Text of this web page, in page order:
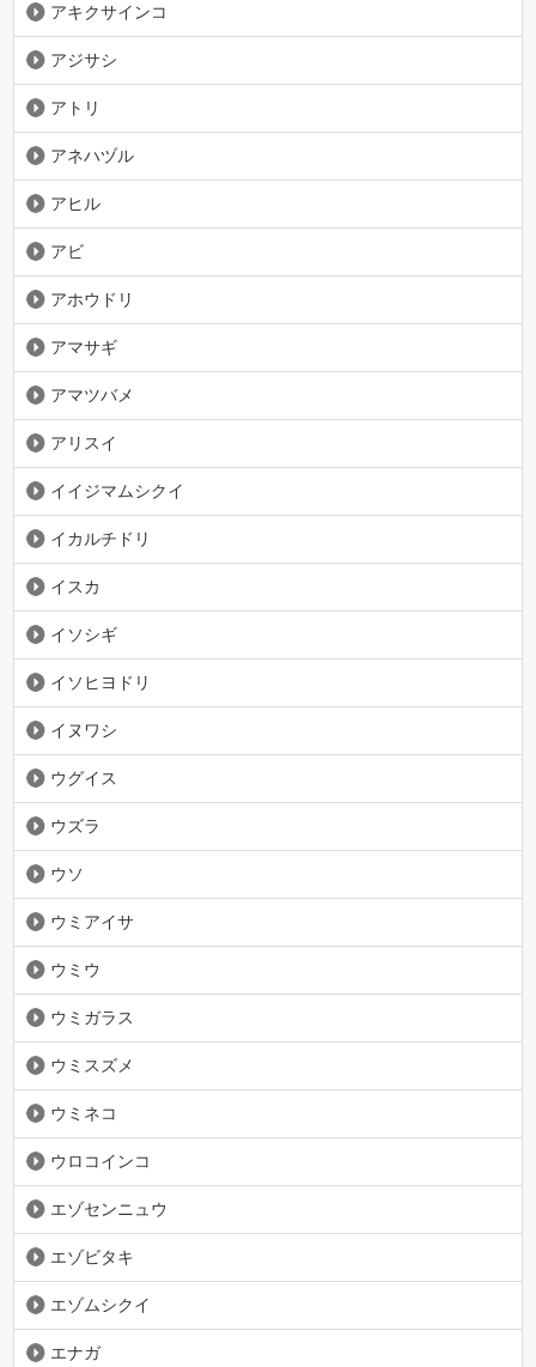
アキクサインコ
アジサシ
アトリ
アネハヅル
アヒル
アビ
アホウドリ
アマサギ
アマツバメ
アリスイ
イイジマムシクイ
イカルチドリ
イスカ
イソシギ
イソヒヨドリ
イヌワシ
ウグイス
ウズラ
ウソ
ウミアイサ
ウミウ
ウミガラス
ウミスズメ
ウミネコ
ウロコインコ
エゾセンニュウ
エゾビタキ
エゾムシクイ
エナガ